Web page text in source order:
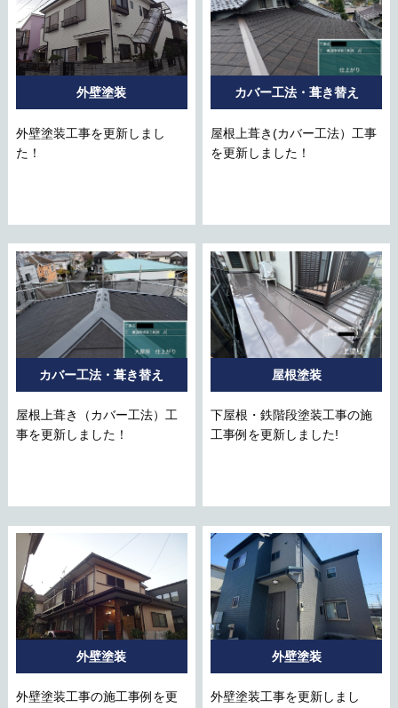
外壁塗装
外壁塗装工事を更新しまし
た！
カバー工法・葺き替え
屋根上葺き(カバー工法）工事
を更新しました！
カバー工法・葺き替え
屋根上葺き（カバー工法）工
事を更新しました！
屋根塗装
下屋根・鉄階段塗装工事の施
工事例を更新しました!
外壁塗装
外壁塗装工事の施工事例を更
外壁塗装
外壁塗装工事を更新しまし